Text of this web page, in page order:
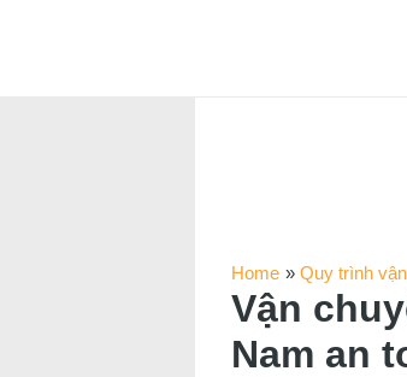
Home Quy trình
Vận
Nam an